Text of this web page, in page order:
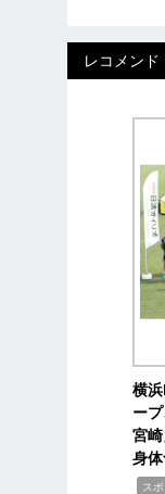
レコメンド
横
ー
宮
身
ス